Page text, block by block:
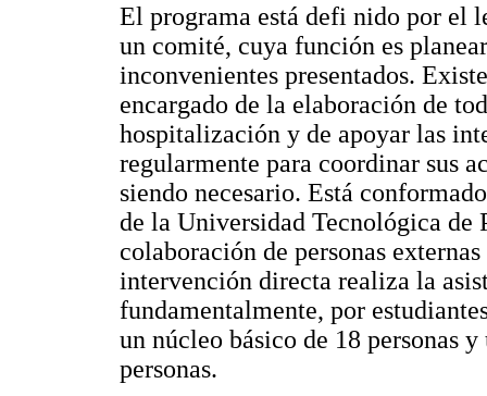
El programa está defi nido por el
un comité, cuya función es
inconvenientes presentados.
encargado de la elaboración de
hospitalización y de apoyar las
regularmente para coordinar sus
siendo necesario. Está
de la Universidad Tecnológica de
colaboración de personas
intervención directa realiza la
fundamentalmente, por
un núcleo básico de 18 personas
personas.